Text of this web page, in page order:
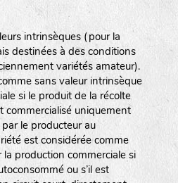
intrinsèques (pour la
destinées à des conditions
variétés amateur).
sans valeur intrinsèque
si le produit de la récolte
commercialisé uniquement
le producteur au
est considérée comme
production commerciale si
ou s’il est